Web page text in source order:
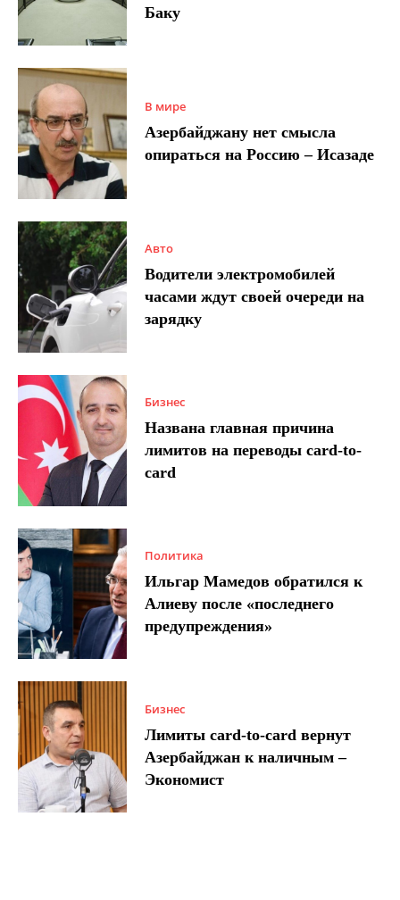
Баку
В мире
Азербайджану нет смысла
опираться на Россию – Исазаде
Авто
Водители электромобилей
часами ждут своей очереди на
зарядку
Бизнес
Названа главная причина
лимитов на переводы card-to-
card
Политика
Ильгар Мамедов обратился к
Алиеву после «последнего
предупреждения»
Бизнес
Лимиты card-to-card вернут
Азербайджан к наличным –
Экономист